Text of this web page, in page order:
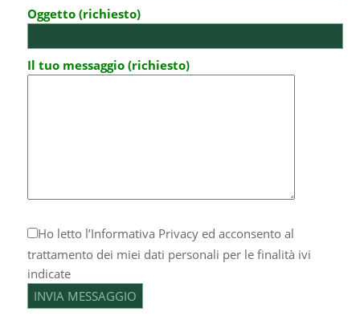
Oggetto (richiesto)
Il tuo messaggio (richiesto)
Ho letto l’Informativa Privacyed acconsento al
trattamento dei miei dati personali per le finalità ivi
indicate